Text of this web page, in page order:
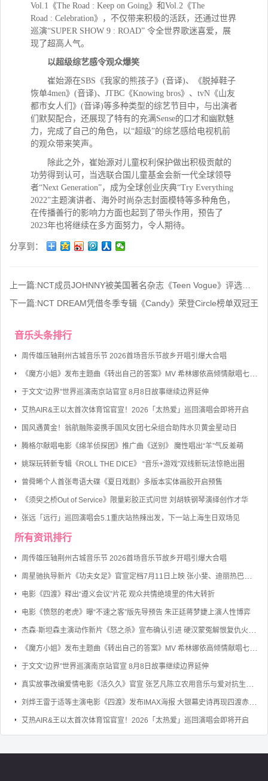
Vol.1《The Road : Keep on Going》和Vol.2《The
Road : Celebration》，不仅带来积极的活跃，还通过世界
巡演“SUPER SHOW 9 : ROAD” 令全世界歌迷喜爱，展
现了超高人气。
以超级综艺感令观众爆笑
崔始源在SBS《我家的熊孩子》(音译)、《脱掉鞋子
恢单4men》(音译)、JTBC《Knowing bros》、tvN《山友
都市女人们》(音译)等多种类型的综艺节目中，与出演者
们默契配合，还展现了特有的充满Sense的口才和幽默魅
力，完成了自己的角色，以“超级”的综艺感给电视机前
的观众带来笑声。
除此之外，崔始源对儿童权利保护做出积极贡献的
功劳得到认可，当选联合国儿童基金会新一代全球领导
者“Next Generation”，成为全球创业庆典“Try Everything
2022”主题演讲者、海外时尚杂志封面模特等多种角色，
在传播善行的影响力方面也起到了带头作用，预告了
2023年也将继续在多方面努力，令人期待。
分享到：
上一篇:NCT成员JOHNNY被美国著名杂志《Teen Vogue》评选为“年度最佳红毯造型”
下一篇:NCT DREAM凭借冬季专辑《Candy》荣登Circle榜单双冠王
音乐头条排行
周传雄压轴荆州古城音乐节 2026首场音乐节故乡开唱引爆大合唱
于文文“边界”世界巡演南京站官宣 8月8日故事继续边界延伸
艾热AIR&王以太首次体育馆官宣！2026「太热爱」巡回演唱会即将开启
国风遇黄金！翁航融陈姿携手国风女团七朵组合助阵水贝黄金星动日
腾格尔献唱电影《绵羊侦探团》推广曲《送别》 魔性唱出“羊”气反差萌
姚琛玩转新专辑《ROLL THE DICE》 “音乐+游戏”双线新玩法惊艳出圈
曾舜晞个人首张粤语大碟《夏日戏剧》多版本实体画胶开启预售
《须臾之桥Out of Service》限量彩胶正式问世 刘胡轶钢琴演绎创作才华
张远「远行」巡回演唱会5.1重庆站热辣出发，下一站上海生日双场见
所有资讯排行
周传雄压轴荆州古城音乐节 2026首场音乐节故乡开唱引爆大合唱
电影《四渡》释出“遵义会议”片花 观众共情绝境里的伟大转折
电影《愤怒的老虎》曝“不速之客”版先导预告 朱正廷蒋梦婕上演人性博弈
于文文“边界”世界巡演南京站官宣 8月8日故事继续边界延伸
艾热AIR&王以太首次体育馆官宣！2026「太热爱」巡回演唱会即将开启